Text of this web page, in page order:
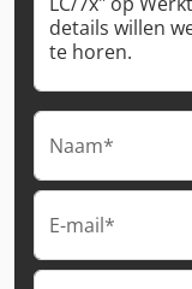
Naam*
E-mail*